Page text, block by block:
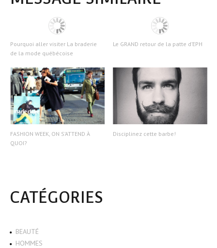
Pourquoi aller visiter La braderie
de la mode québécoise
Le GRAND retour de la patte d’EPH
FASHION WEEK, ON S’ATTEND À
QUOI?
Disciplinez cette barbe!
CATÉGORIES
BEAUTÉ
HOMMES